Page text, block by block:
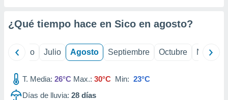
publicidad
¿Qué tiempo hace en Sico en agosto?
Junio Julio Agosto Septiembre Octubre
T. Media: 26°C Max.: 30°C Min: 23°C
Días de lluvia: 28 días